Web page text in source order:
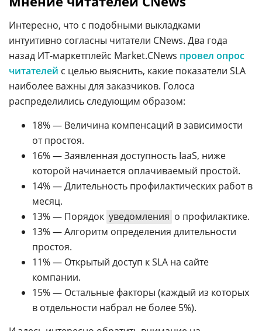
Интересно, что с подобными выкладками
интуитивно согласны читатели CNews. Два года
назад ИТ-маркетплейс Market.CNews провел опрос
читателей с целью выяснить, какие показатели SLA
наиболее важны для заказчиков. Голоса
распределились следующим образом:
18% — Величина компенсаций в зависимости
от простоя.
16% — Заявленная доступность IaaS, ниже
которой начинается оплачиваемый простой.
14% — Длительность профилактических работ в
месяц.
13% — Порядок уведомления о профилактике.
13% — Алгоритм определения длительности
простоя.
11% — Открытый доступ к SLA на сайте
компании.
15% — Остальные факторы (каждый из которых
в отдельности набрал не более 5%).